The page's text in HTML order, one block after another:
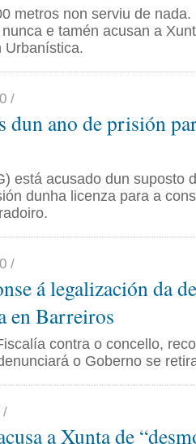
metros non serviu de
e tamén acusan a
Urbanística.
/
dun ano de prisión
está acusado dun suposto
dunha licenza para a
/
á legalización da
en Barreiros
contra o concello,
o Goberno se
/
a Xunta de